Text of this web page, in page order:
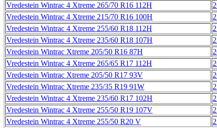
Vredestein Wintrac 4 Xtreme 265/70 R16 112H
Vredestein Wintrac 4 Xtreme 215/70 R16 100H
Vredestein Wintrac 4 Xtreme 255/60 R18 112H
Vredestein Wintrac 4 Xtreme 235/60 R18 107H
Vredestein Wintrac Xtreme 205/50 R16 87H
Vredestein Wintrac 4 Xtreme 265/65 R17 112H
Vredestein Wintrac Xtreme 205/50 R17 93V
Vredestein Wintrac Xtreme 235/35 R19 91W
Vredestein Wintrac 4 Xtreme 235/60 R17 102H
Vredestein Wintrac 4 Xtreme 255/50 R19 107V
Vredestein Wintrac 4 Xtreme 255/50 R20 V